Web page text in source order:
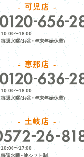
可児店
10:00〜18:00
毎週水曜(お盆・年末年始休業)
恵那店
10:00〜18:00
毎週水曜(お盆・年末年始休業)
土岐店
10:00〜17:00
毎週水曜・他シフト制